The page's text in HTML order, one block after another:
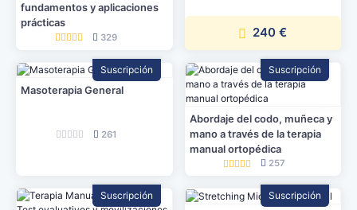
fundamentos y aplicaciones
prácticas
329 240 €
Suscripción
Masoterapia General
261
Suscripción
Abordaje del codo, muñeca y
mano a través de la terapia
manual ortopédica
257
Suscripción
Suscripción